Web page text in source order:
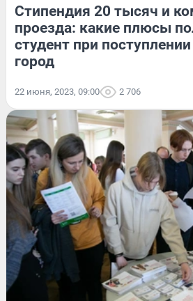
Стипендия 20 тысяч и
проезда: какие плюсы
студент при
город
22 июня, 2023, 09:00 2 706